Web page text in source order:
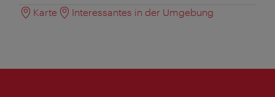
Karte Interessantes in der Umgebung